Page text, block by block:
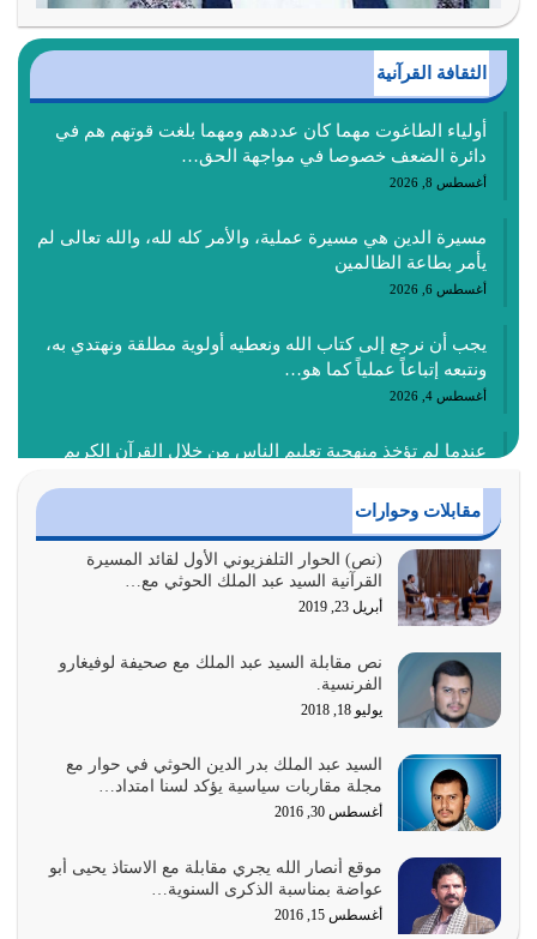
الثقافة القرآنية
أولياء الطاغوت مهما كان عددهم ومهما بلغت قوتهم هم في
دائرة الضعف خصوصا في مواجهة الحق…
أغسطس 8, 2026
مسيرة الدين هي مسيرة عملية، والأمر كله لله، والله تعالى لم
يأمر بطاعة الظالمين
أغسطس 6, 2026
يجب أن نرجع إلى كتاب الله ونعطيه أولوية مطلقة ونهتدي به،
ونتبعه إتباعاً عملياً كما هو…
أغسطس 4, 2026
عندما لم تؤخذ منهجية تعليم الناس من خلال القرآن الكريم
أغسطس 3, 2026
الغاية من الصلاة هو ذكر الله (أقم الصلاة لذكري) إضافة إلى
{وَأَعِدُّوا لَهُمْ مَا…
أغسطس 2, 2026
السبب الرئيسي لشقاء الأمة الابتعاد عن كتاب الله والتعدي
لحدود الله بالإضافات للدين
أغسطس 1, 2026
أبرز أسباب الشقاء هو الإعراض عن ذكر الله وعن هدى الله
المتمثل في القرآن الكريم
يوليو 31, 2026
أولياء الشيطان كلما كانوا أكثر ولاءً وطاعة للشيطان كلما كانوا
أكثر ضعفاً
يوليو 30, 2026
مقابلات وحوارات
(نص) الحوار التلفزيوني الأول لقائد المسيرة
القرآنية السيد عبد الملك الحوثي مع…
أبريل 23, 2019
نص مقابلة السيد عبد الملك مع صحيفة لوفيغارو
الفرنسية.
يوليو 18, 2018
السيد عبد الملك بدر الدين الحوثي في حوار مع
مجلة مقاربات سياسية يؤكد لسنا امتداد…
أغسطس 30, 2016
موقع أنصار الله يجري مقابلة مع الاستاذ يحيى أبو
عواضة بمناسبة الذكرى السنوية…
أغسطس 15, 2016